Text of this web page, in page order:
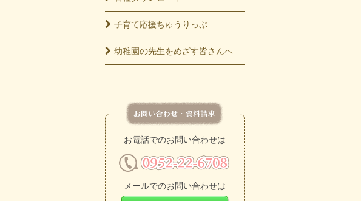
子育て応援ちゅうりっぷ
幼稚園の先生をめざす皆さんへ
お電話でのお問い合わせは
メールでのお問い合わせは